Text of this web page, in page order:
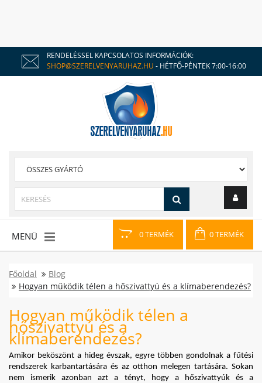
RENDELÉSSEL KAPCSOLATOS INFORMÁCIÓK:
SHOP@SZERELVENYARUHAZ.HU - HÉTFŐ-PÉNTEK 7:00-16:00
0 TERMÉK 0 TERMÉK
MENÜ
Főoldal
Blog
Hogyan működik télen a hőszivattyú és a klímaberendezés?
Hogyan működik télen a
hőszivattyú és a
klímaberendezés?
Amikor beköszönt a hideg évszak, egyre többen gondolnak a fűtési
rendszerek karbantartására és az otthon melegen tartására. Sokan
nem ismerik azonban azt a tényt, hogy a hőszivattyúk és a